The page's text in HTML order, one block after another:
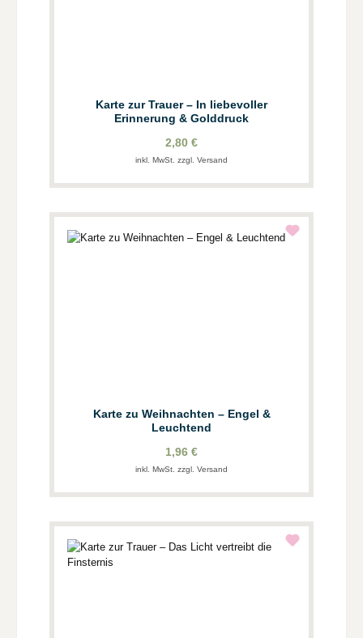
Karte zur Trauer – In liebevoller
Erinnerung & Golddruck
2,80 €
inkl. MwSt. zzgl. Versand
Karte zu Weihnachten – Engel &
Leuchtend
1,96 €
inkl. MwSt. zzgl. Versand